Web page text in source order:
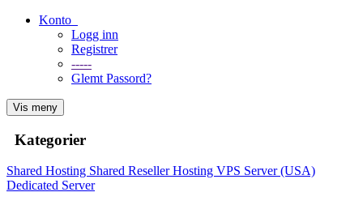
Konto
Logg inn
Registrer
-----
Glemt Passord?
Vis meny
Kategorier
Shared Hosting Shared Reseller Hosting VPS Server (USA)
Dedicated Server